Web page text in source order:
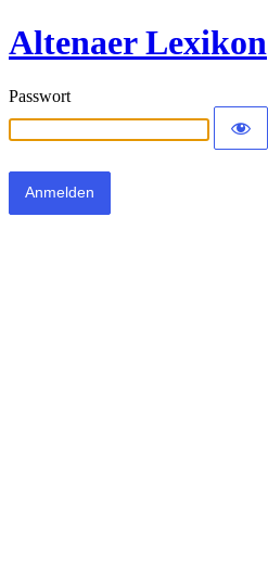
Altenaer Lexikon
Passwort